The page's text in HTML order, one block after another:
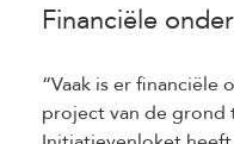
Financiële
“Vaak is er
project van de grond